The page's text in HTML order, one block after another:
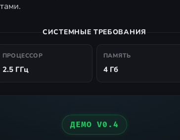
СИСТЕМНЫЕ ТРЕБОВАНИЯ
ПРОЦЕССОР
2.5 ГГц
ПАМЯТЬ
4 Гб
ДЕМО V0.4